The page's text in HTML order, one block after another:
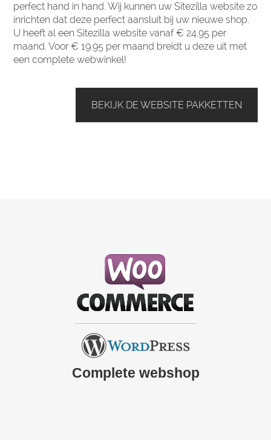
perfect hand in hand. Wij kunnen uw Sitezilla website zo
inrichten dat deze perfect aansluit bij uw nieuwe shop.
U heeft al een Sitezilla website vanaf € 24.95 per
maand. Voor € 19.95 per maand breidt u deze uit met
een complete webwinkel!
BEKIJK DE WEBSITE PAKKETTEN
Complete webshop